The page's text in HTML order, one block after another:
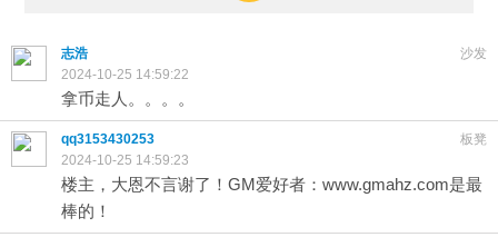
沙发
志浩
2024-10-25 14:59:22
拿币走人。。。。
板凳
qq3153430253
2024-10-25 14:59:23
楼主，大恩不言谢了！GM爱好者：www.gmahz.com是最
棒的！